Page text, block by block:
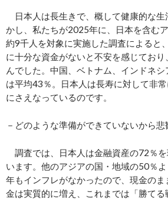
日本人は長生きで、概して健康的な生
かし、私たちが2025年に、日本を含む
約9千人を対象に実施した調査によると
に十分な資金がないと不安を感じてお
んでした。中国、ベトナム、インドネ
は平均43％。日本人は長寿に対して非
にさえなっているのです。
－どのような準備ができていないから悲
調査では、日本人は金融資産の72％
います。他のアジアの国・地域の50％
年もインフレがなかったので、現金の
金は実質的に増え、これまでは「勝て